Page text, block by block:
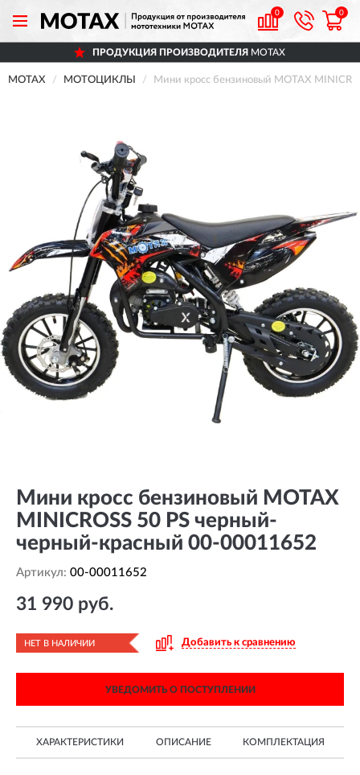
0 0
ПРОДУКЦИЯ ПРОИЗВОДИТЕЛЯ MOTAX
MOTAX МОТОЦИКЛЫ Мини кросс бензиновый MOTAX
Мини кросс бензиновый MOTAX
MINICROSS 50 PS черный-
черный-красный 00-00011652
Артикул: 00-00011652
31 990 руб.
НЕТ В НАЛИЧИИ Добавить к сравнению
УВЕДОМИТЬ О ПОСТУПЛЕНИИ
ХАРАКТЕРИСТИКИ ОПИСАНИЕ КОМПЛЕКТАЦИЯ